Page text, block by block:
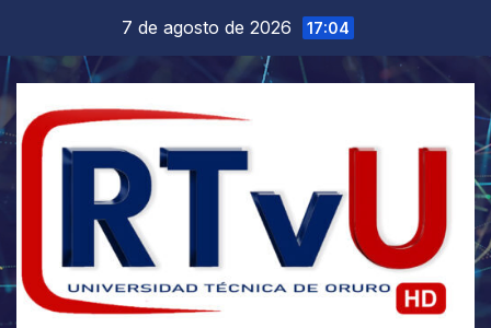
contenido
7 de agosto de 2026 17:04